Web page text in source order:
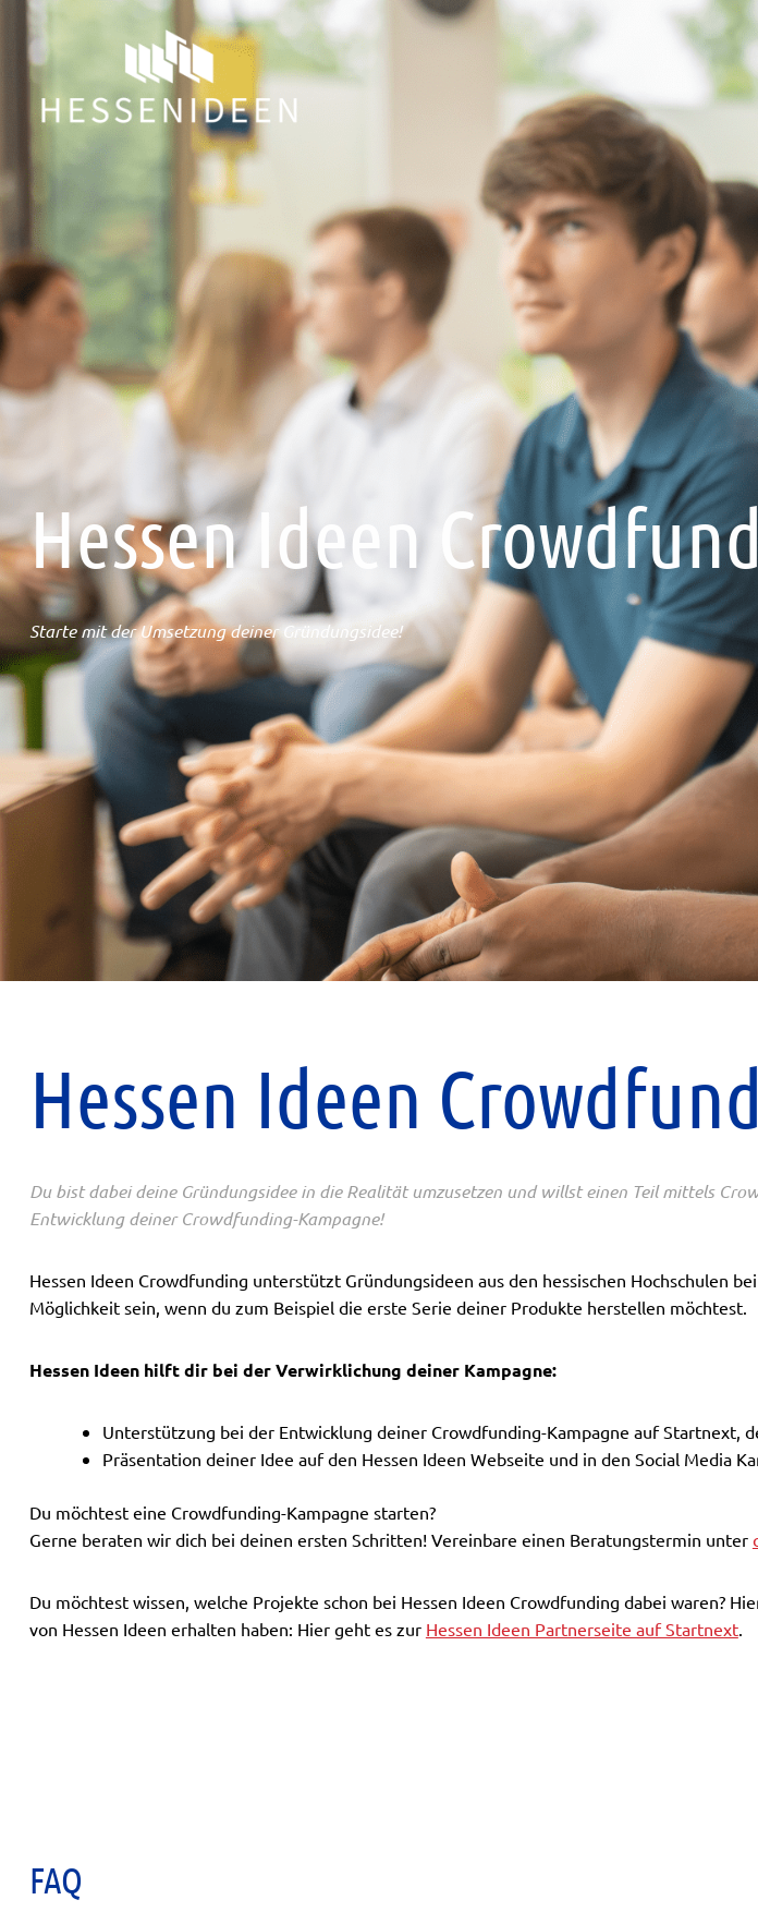
Hessen Ideen
Starte mit der Umsetzung deiner Gründungsidee!
Hessen Ideen
Du bist dabei deine Gründungsidee in die Realität umzusetzen und willst einen Teil mittels
Entwicklung deiner Crowdfunding-Kampagne!
Hessen Ideen Crowdfunding unterstützt Gründungsideen aus den hessischen Hochschulen
Möglichkeit sein, wenn du zum Beispiel die erste Serie deiner Produkte herstellen möchtest.
Hessen Ideen hilft dir bei der Verwirklichung deiner Kampagne:
Unterstützung bei der Entwicklung deiner Crowdfunding-Kampagne auf Startnext,
Präsentation deiner Idee auf den Hessen Ideen Webseite und in den Social Media
Du möchtest eine Crowdfunding-Kampagne starten?
Gerne beraten wir dich bei deinen ersten Schritten! Vereinbare einen Beratungstermin unter
Du möchtest wissen, welche Projekte schon bei Hessen Ideen Crowdfunding dabei waren?
von Hessen Ideen erhalten haben: Hier geht es zur Hessen Ideen Partnerseite auf Startnext.
FAQ